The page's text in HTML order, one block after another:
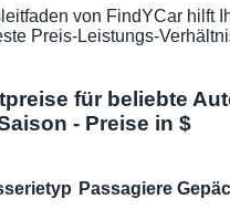
von FindYCar hilft
Preis-Leistungs-
für beliebte
- Preise in $
Passagiere